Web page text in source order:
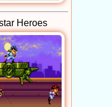
Heroes